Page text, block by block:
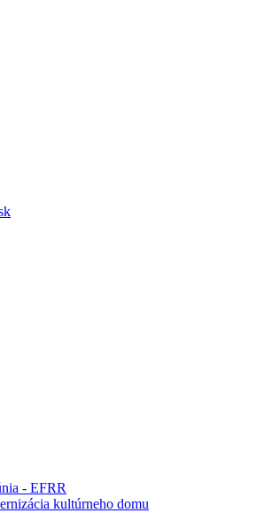
- EFRR
kultúrneho domu